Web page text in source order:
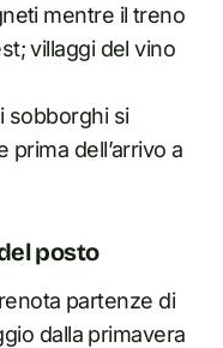
mentre il treno
villaggi del vino
i sobborghi si
dell’arrivo a
posto
partenze di
dalla primavera